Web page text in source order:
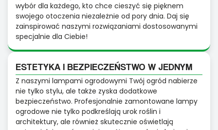
wybór dla każdego, kto chce cieszyć się pięknem
swojego otoczenia niezależnie od pory dnia. Daj się
zainspirować naszymi rozwiązaniami dostosowanymi
specjalnie dla Ciebie!
ESTETYKA I BEZPIECZEŃSTWO W JEDNYM
Z naszymi lampami ogrodowymi Twój ogród nabierze
nie tylko stylu, ale także zyska dodatkowe
bezpieczeństwo. Profesjonalnie zamontowane lampy
ogrodowe nie tylko podkreślają urok roślin i
architektury, ale również skutecznie oświetlają